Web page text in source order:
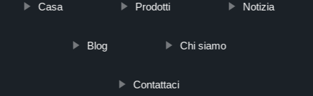
Casa Prodotti Notizia
Blog Chi siamo
Contattaci